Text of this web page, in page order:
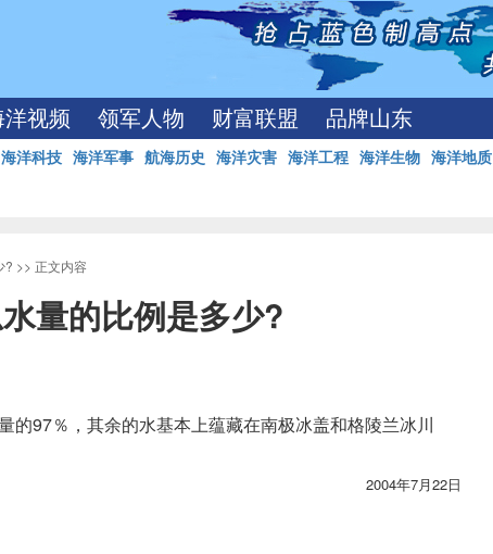
洋视频 领军人物 财富联盟 品牌山东
海洋科技 海洋军事 航海历史 海洋灾害 海洋工程 海洋生物 海洋地质
? >> 正文内容
量的比例是多少?
97％，其余的水基本上蕴藏在南极冰盖和格陵兰冰川
2004年7月22日